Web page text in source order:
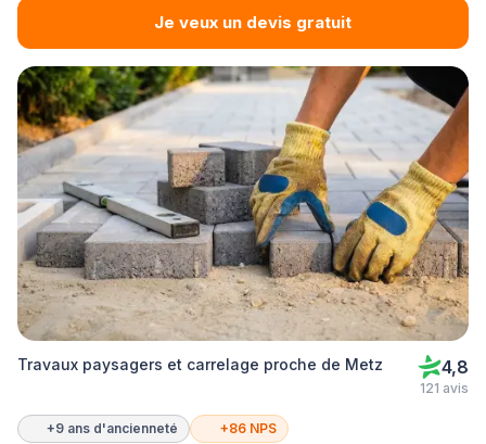
Je veux un devis gratuit
Travaux paysagers et carrelage proche de Metz 4,8
121 avis
+9 ans d'ancienneté +86 NPS